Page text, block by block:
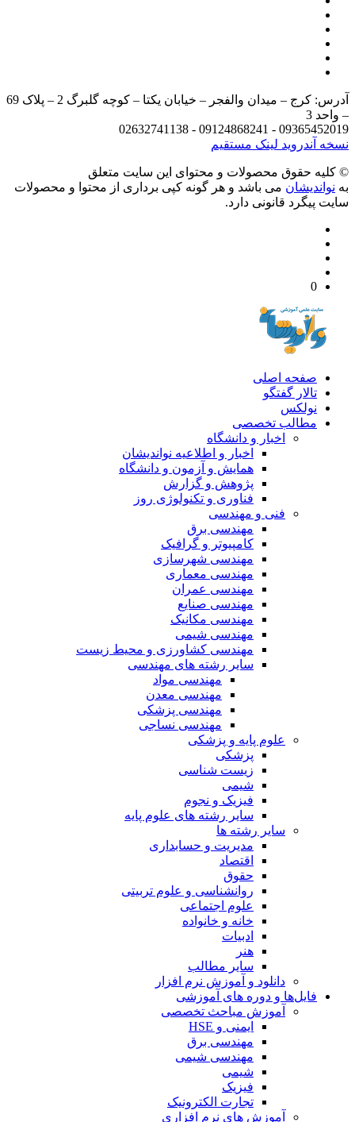
آدرس: کرج – میدان والفجر – خیابان یکتا – کوچه گلبرگ 2 – پلاک 69
3
09365452019 - 09124868241 -
آندرویدلینک مستقیم
حقوق محصولات و محتوای اين سایت متعلق
می باشد و هر گونه کپی برداری از محتوا و محصولات
پیگرد قانونی دارد.
صفحه اصلی
تالار گفتگو
نولکس
مطالب تخصصی
اخبار و دانشگاه
اخبار و اطلاعیه نواندیشان
همایش و آزمون و دانشگاه
پژوهش و گزارش
فناوری و تکنولوژی روز
فنی و مهندسی
مهندسی برق
کامپیوتر و گرافیک
مهندسی شهرسازی
مهندسی معماری
مهندسی عمران
مهندسی صنایع
مهندسی مکانیک
مهندسی شیمی
مهندسی کشاورزی و محیط زیست
سایر رشته های مهندسی
مهندسی مواد
مهندسی معدن
مهندسی پزشکی
مهندسی نساجی
علوم پایه و پزشکی
پزشکی
زیست شناسی
شیمی
فیزیک و نجوم
سایر رشته های علوم پایه
سایر رشته ها
مدیریت و حسابداری
اقتصاد
حقوق
روانشناسی و علوم تربیتی
علوم اجتماعی
خانه و خانواده
ادبیات
هنر
سایر مطالب
دانلود و آموزش نرم افزار
فایل‌ها و دوره های آموزشی
آموزش مباحث تخصصی
ایمنی و HSE
مهندسی برق
مهندسی شیمی
شیمی
فیزیک
تجارت الکترونیک
آموزش های نرم افزاری